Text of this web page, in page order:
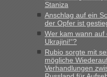
in Recht, Visa und
des Jahres haben die
fast 11 Milliarden aufgedeckt
„Am besten wäre natürlich,
Alleinreisende Männer
Staniza
Anschlag auf ein
der Opfer ist
Wer kam wann auf
Ukrajini!“?
Rubio sorgte mit
mögliche
Verhandlungen